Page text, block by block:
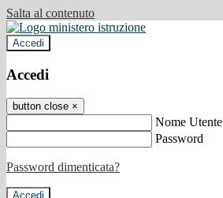
Salta al contenuto
Accedi
Accedi
button close ×
Nome Utente
Password
Password dimenticata?